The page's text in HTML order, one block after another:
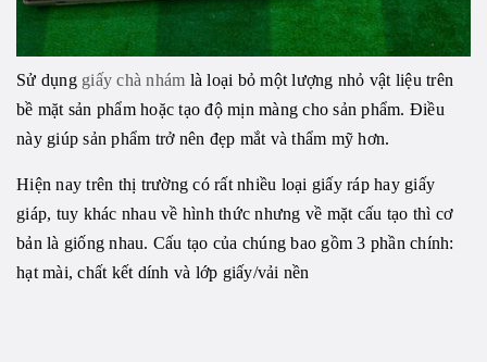
Sử dụng giấy chà nhám là loại bỏ một lượng nhỏ vật liệu trên
bề mặt sản phẩm hoặc tạo độ mịn màng cho sản phẩm. Điều
này giúp sản phẩm trở nên đẹp mắt và thẩm mỹ hơn.
Hiện nay trên thị trường có rất nhiều loại giấy ráp hay giấy
giáp, tuy khác nhau về hình thức nhưng về mặt cấu tạo thì cơ
bản là giống nhau. Cấu tạo của chúng bao gồm 3 phần chính:
hạt mài, chất kết dính và lớp giấy/vải nền